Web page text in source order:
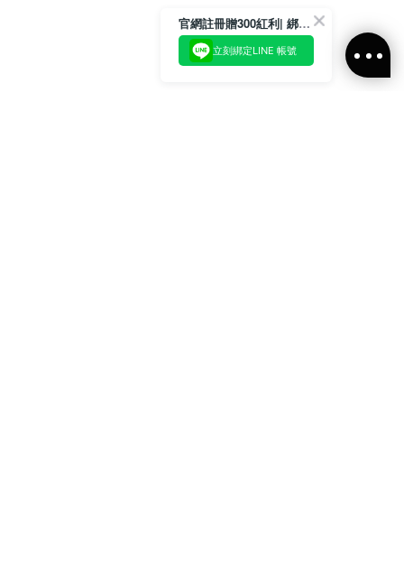
官網註冊贈300紅利| 綁定LINE再領取專屬優惠
立刻綁定LINE 帳號